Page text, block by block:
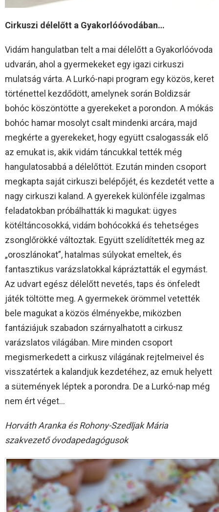
Cirkuszi délelőtt a Gyakorlóóvodában…
Vidám hangulatban telt a mai délelőtt a Gyakorlóóvoda
udvarán, ahol a gyermekeket egy igazi cirkuszi
mulatság várta. A Lurkó-napi program egy közös, keret
történettel kezdődött, amelynek során Boldizsár
bohóc köszöntötte a gyerekeket a porondon. A mókás
bohóc hamar mosolyt csalt mindenki arcára, majd
megkérte a gyerekeket, hogy együtt csalogassák elő
az emukat is, akik vidám táncukkal tették még
hangulatosabbá a délelőttöt. Ezután minden csoport
megkapta saját cirkuszi belépőjét, és kezdetét vette a
nagy cirkuszi kaland. A gyerekek különféle izgalmas
feladatokban próbálhatták ki magukat: ügyes
kötéltáncosokká, vidám bohócokká és tehetséges
zsonglőrökké változtak. Együtt szelídítették meg az
„oroszlánokat”, hatalmas súlyokat emeltek, és
fantasztikus varázslatokkal kápráztatták el egymást.
Az udvart egész délelőtt nevetés, taps és önfeledt
játék töltötte meg. A gyermekek örömmel vetették
bele magukat a közös élményekbe, miközben
fantáziájuk szabadon szárnyalhatott a cirkusz
varázslatos világában. Mire minden csoport
megismerkedett a cirkusz világának rejtelmeivel és
visszatértek a kalandjuk kezdetéhez, az emuk helyett
a sütemények léptek a porondra. De a Lurkó-nap még
nem ért véget…
Horváth Aranka és Rohony-Szedljak Mária
szakvezető óvodapedagógusok